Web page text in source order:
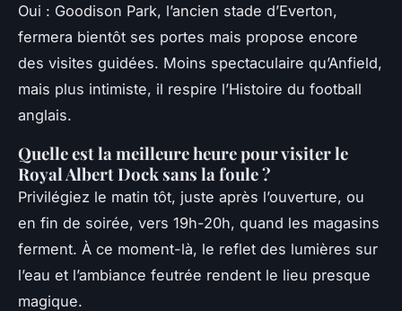
Oui : Goodison Park, l’ancien stade d’Everton,
fermera bientôt ses portes mais propose encore
des visites guidées. Moins spectaculaire qu’Anfield,
mais plus intimiste, il respire l’Histoire du football
anglais.
Quelle est la meilleure heure pour visiter le
Royal Albert Dock sans la foule ?
Privilégiez le matin tôt, juste après l’ouverture, ou
en fin de soirée, vers 19h-20h, quand les magasins
ferment. À ce moment-là, le reflet des lumières sur
l’eau et l’ambiance feutrée rendent le lieu presque
magique.